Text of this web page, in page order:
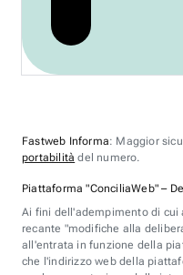
Fastweb Informa: Maggior
portabilità del numero.
Piattaforma "ConciliaWeb" –
Ai fini dell'adempimento di cui
recante "modifiche alla
all'entrata in funzione della
che l'indirizzo web della